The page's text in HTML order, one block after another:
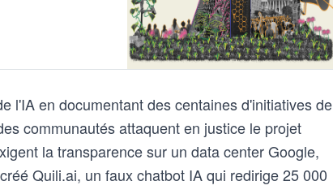
l'IA en documentant des centaines d'initiatives de
communautés attaquent en justice le projet
la transparence sur un data center Google,
Quili.ai, un faux chatbot IA qui redirige 25 000